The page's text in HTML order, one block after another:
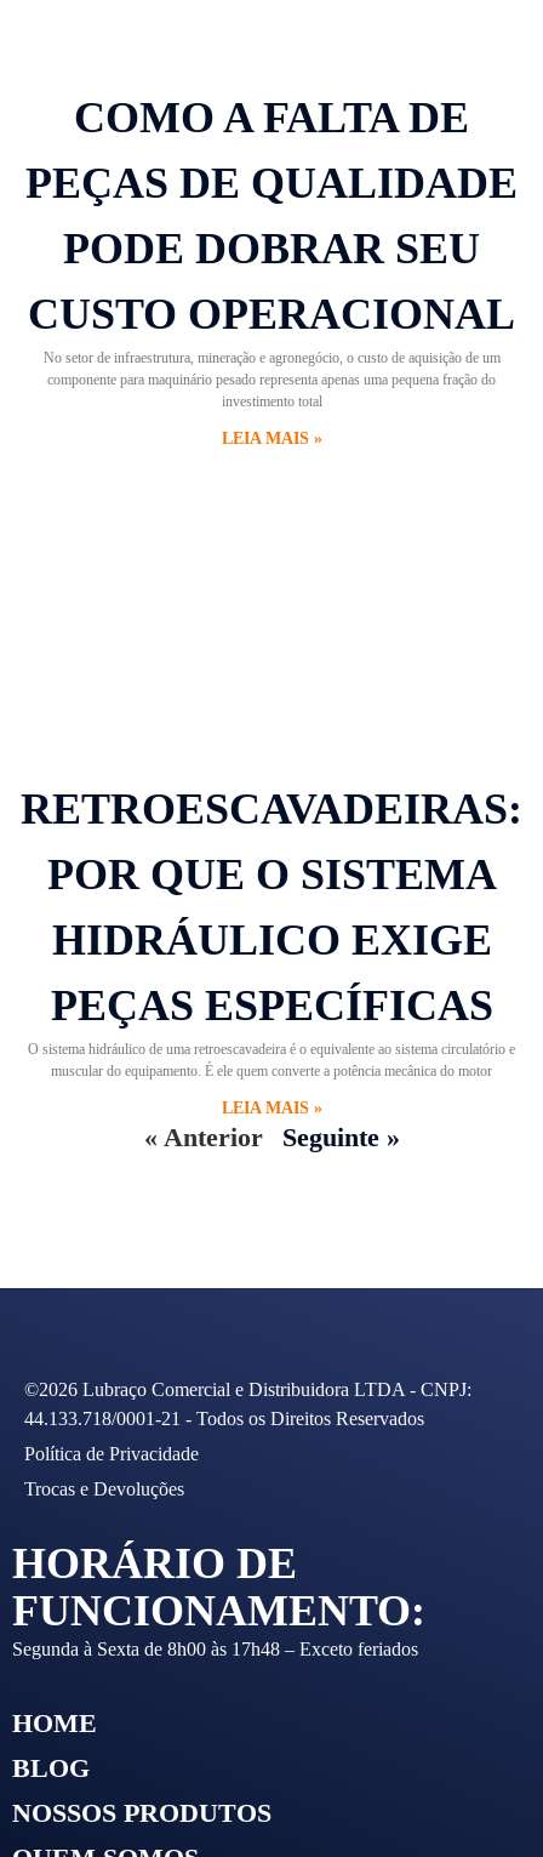
COMO A FALTA DE
PEÇAS DE QUALIDADE
PODE DOBRAR SEU
CUSTO OPERACIONAL
No setor de infraestrutura, mineração e agronegócio, o custo de aquisição de um
componente para maquinário pesado representa apenas uma pequena fração do
investimento total
LEIA MAIS »
RETROESCAVADEIRAS:
POR QUE O SISTEMA
HIDRÁULICO EXIGE
PEÇAS ESPECÍFICAS
O sistema hidráulico de uma retroescavadeira é o equivalente ao sistema circulatório e
muscular do equipamento. É ele quem converte a potência mecânica do motor
LEIA MAIS »
« Anterior Seguinte »
©2026 Lubraço Comercial e Distribuidora LTDA - CNPJ:
44.133.718/0001-21 - Todos os Direitos Reservados
Política de Privacidade
Trocas e Devoluções
HORÁRIO DE
FUNCIONAMENTO:
Segunda à Sexta de 8h00 às 17h48 – Exceto feriados
HOME
BLOG
NOSSOS PRODUTOS